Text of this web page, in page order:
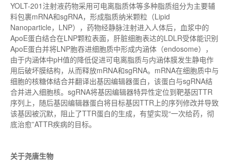
YOLT-201注射液药物采用可电离脂质体等多种脂质组分为主要辅
料包裹mRNA和sgRNA，形成脂质纳米颗粒（Lipid
Nanoparticle，LNP），药物经静脉注射进入人体后，血浆中的
ApoE蛋白结合在LNP颗粒表面，肝脏细胞表达的LDLR受体能识别
ApoE蛋白并将LNP胞吞进细胞质中形成内涵体（endosome），
由于内涵体中pH值的降低促进可电离脂质与内涵体膜发生静电作
用后破坏膜结构，从而释放mRNA和sgRNA。mRNA在细胞质中与
细胞的核糖体结合并翻译出基因编辑器蛋白，该蛋白与sgRNA结
合并进入细胞核。sgRNA将基因编辑器特异性定位到靶基因TTR
序列上，随后基因编辑器蛋白将目标基因TTR上的序列修改并导致
该基因被沉默，阻止了TTR蛋白的生成，有望实现“一次给药，彻
底治愈”ATTR疾病的目标。
关于尧唐生物